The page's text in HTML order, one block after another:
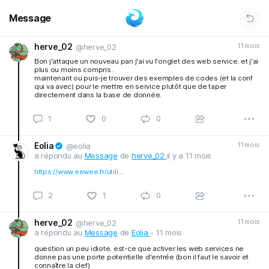
Message
herve_02 @herve_02
11 mois
Bon j'attaque un nouveau pan j'ai vu l'onglet des web service. et j'ai
plus ou moins compris .
maintenant ou puis-je trouver des exemples de codes (et la conf
qui va avec) pour le mettre en service plutôt que de taper
directement dans la base de donnée.
Eolia @eolia 11 mois
a répondu au Message de herve_02 il y a 11 mois
https://www.eewee.fr/utili...
herve_02 @herve_02 11 mois
a répondu au Message de Eolia - 11 mois
question un peu idiote. est-ce que activer les web services ne
donne pas une porte potentielle d'entrée (bon il faut le savoir et
connaître la clef)